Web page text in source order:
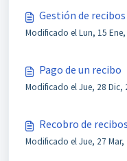
Gestión de
Modificado el Lun, 15 Ene,
Pago de un recibo
Modificado el Jue, 28 Dic,
Recobro de recibos
Modificado el Jue, 27 Mar,